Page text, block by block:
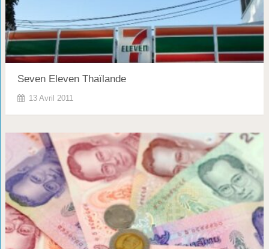
Seven Eleven Thaïlande
13 Avril 2011